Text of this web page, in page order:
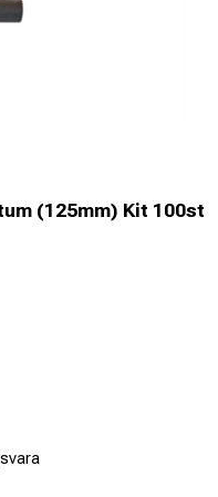
(125mm) Kit 100st